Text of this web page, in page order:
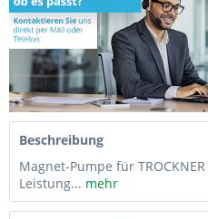
Beschreibung
Magnet-Pumpe für
Leistung... mehr